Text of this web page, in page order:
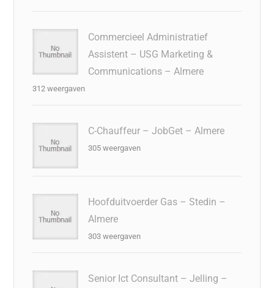
Commercieel Administratief
Assistent – USG Marketing &
Communications – Almere
312 weergaven
C-Chauffeur – JobGet – Almere
305 weergaven
Hoofduitvoerder Gas – Stedin –
Almere
303 weergaven
Senior Ict Consultant – Jelling –